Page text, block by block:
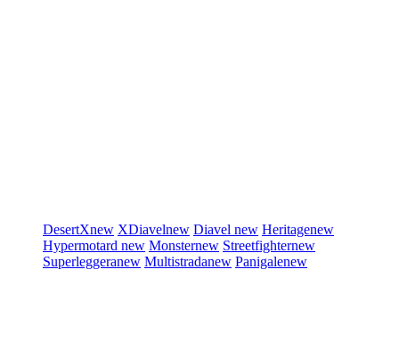
DesertXnew XDiavelnew Diavel new Heritagenew
Hypermotard new Monsternew Streetfighternew
Superleggeranew Multistradanew Panigalenew